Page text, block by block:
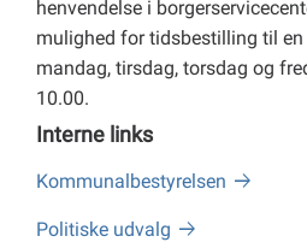
henvendelse i
mulighed for tidsbestilling til
mandag, tirsdag, torsdag og
10.00.
Interne links
Kommunalbestyrelsen
Politiske udvalg